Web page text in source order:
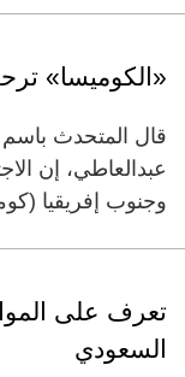
«الكوميسا»
قال المتحدث باسم
عبدالعاطي، إن
وجنوب إفريقيا
تعرف على
السعودي